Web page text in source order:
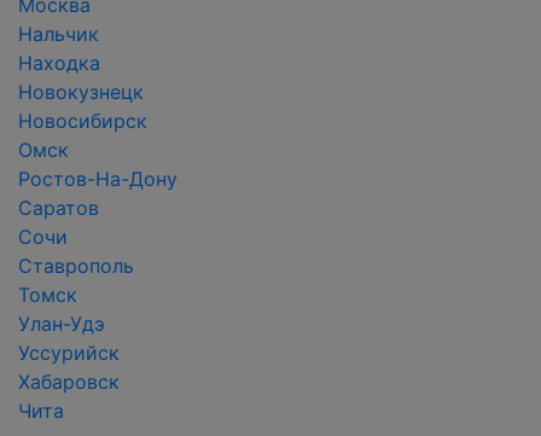
Москва
Нальчик
Находка
Новокузнецк
Новосибирск
Омск
Ростов-На-Дону
Саратов
Сочи
Ставрополь
Томск
Улан-Удэ
Уссурийск
Хабаровск
Чита